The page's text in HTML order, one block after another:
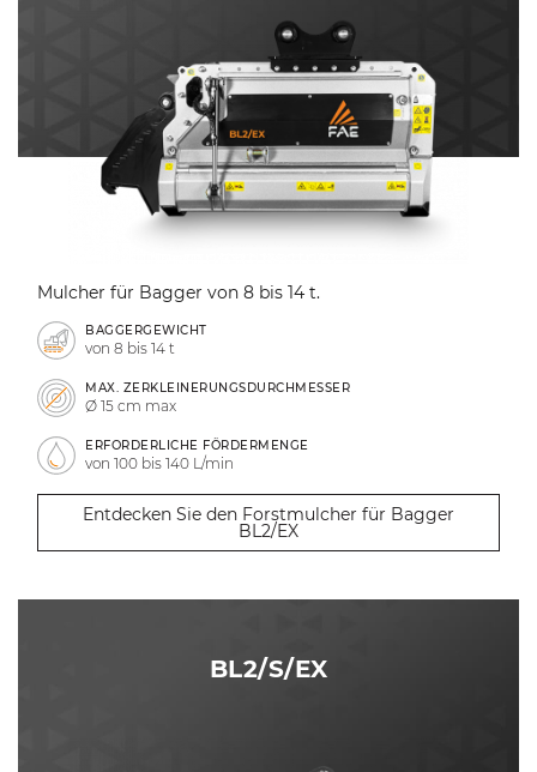
Mulcher für Bagger von 8 bis 14 t.
BAGGERGEWICHT
von 8 bis 14 t
MAX. ZERKLEINERUNGSDURCHMESSER
Ø 15 cm max
ERFORDERLICHE FÖRDERMENGE
von 100 bis 140 L/min
Entdecken Sie den Forstmulcher für Bagger
BL2/EX
BL2/S/EX